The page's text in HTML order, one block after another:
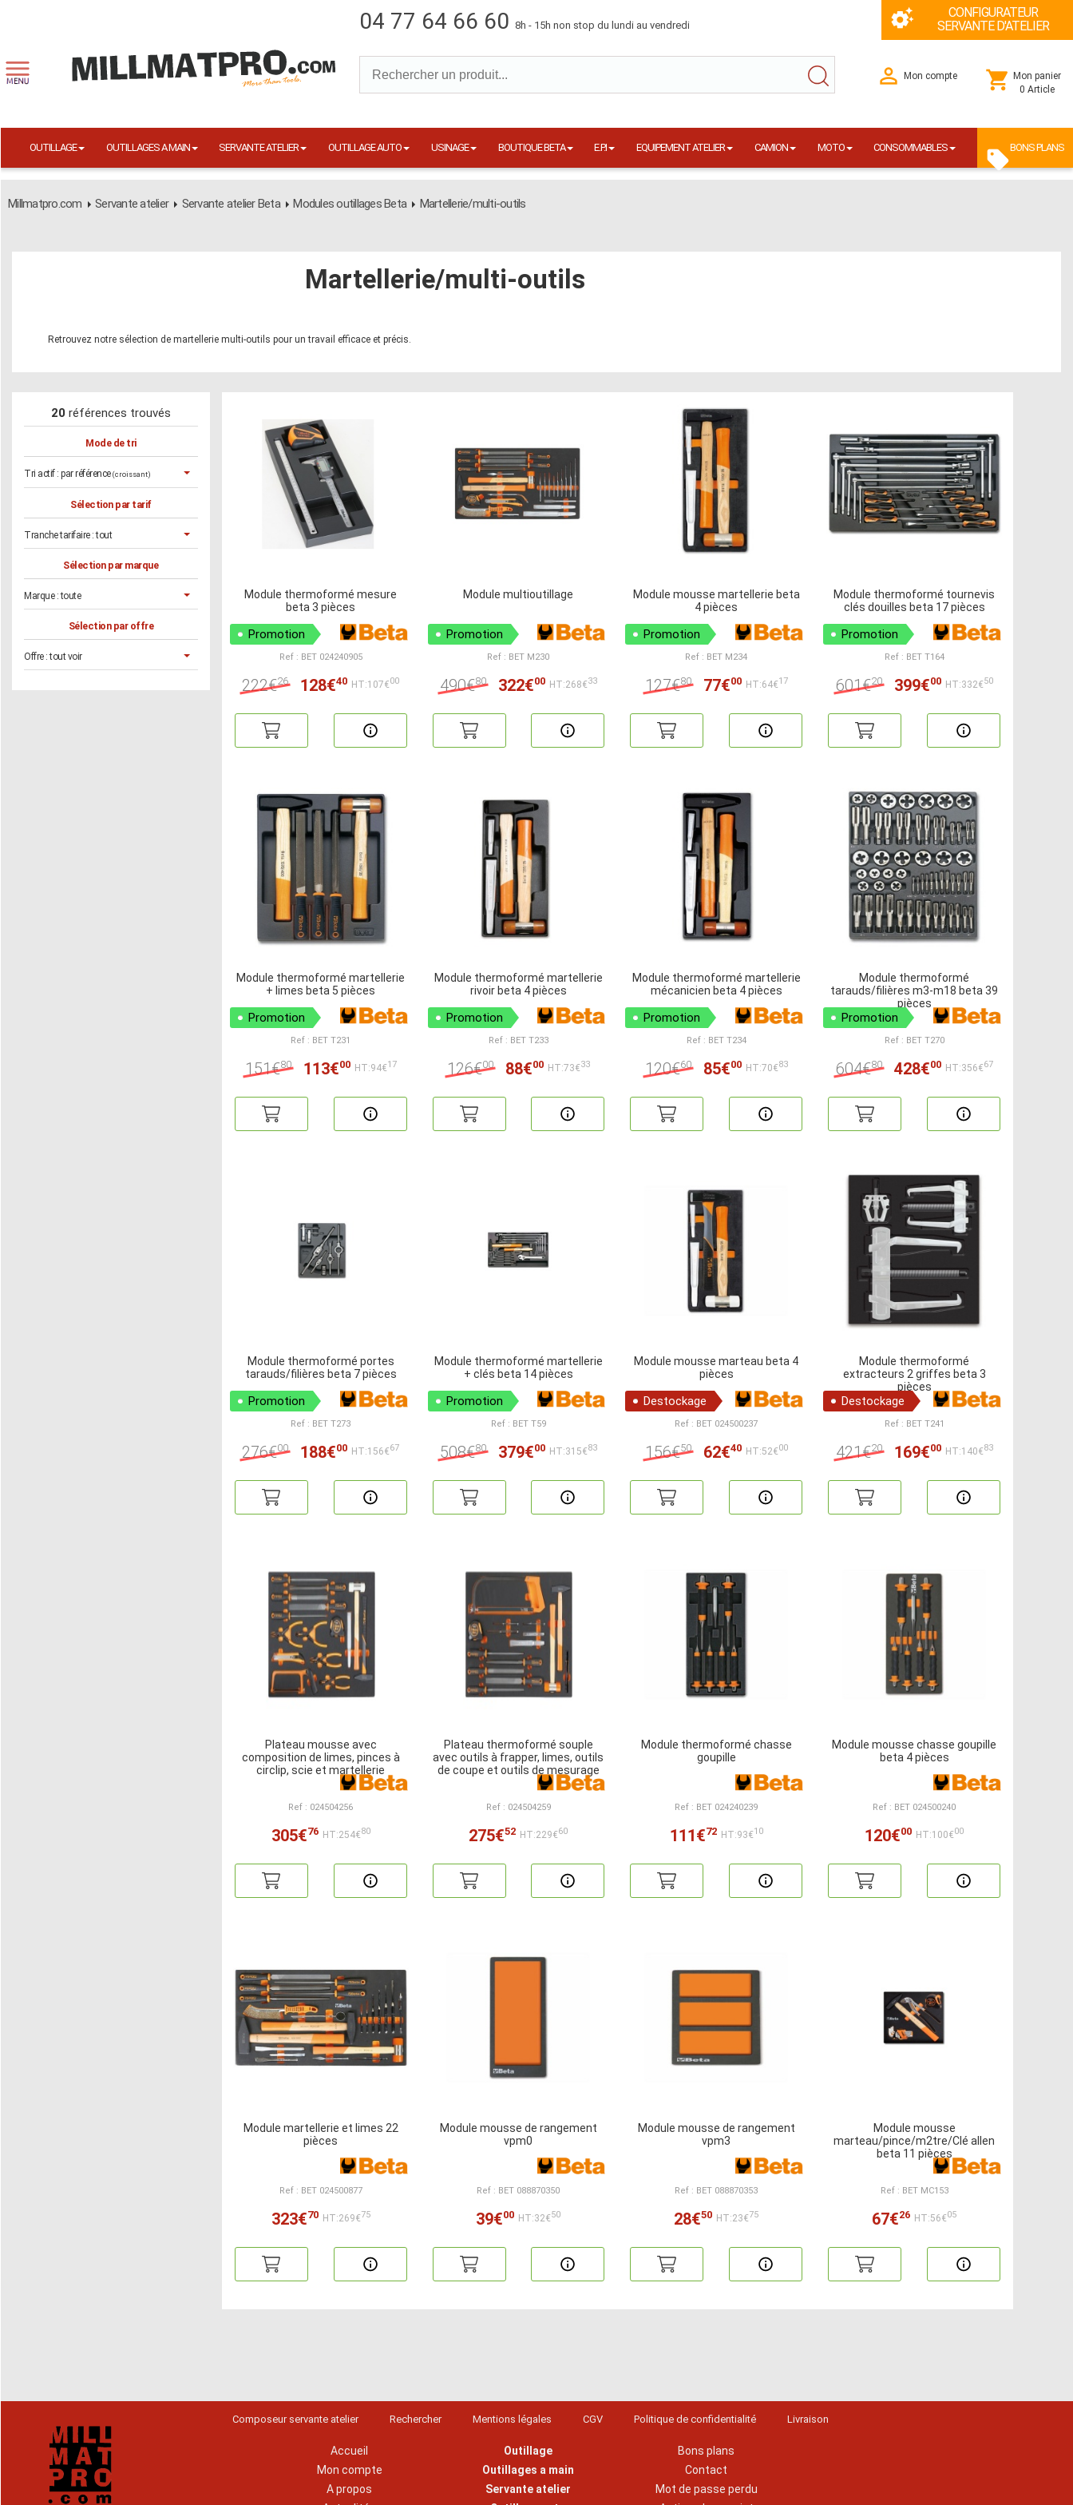
04 77 64 66 60 8h - 15h non stop du lundi au vendredi
CONFIGURATEUR
SERVANTE D'ATELIER
Mon compte
Mon panier
0 Article
OUTILLAGE OUTILLAGES A MAIN SERVANTE ATELIER OUTILLAGE AUTO USINAGE BOUTIQUE BETA E.P.I EQUIPEMENT ATELIER CAMION MOTO CONSOMMABLES BONS PLANS
Millmatpro.com Servante atelier Servante atelier Beta Modules outillages Beta Martellerie/multi-outils
Martellerie/multi-outils
Retrouvez notre sélection de martellerie multi-outils pour un travail efficace et précis.
20 références trouvés
Mode de tri
Tri actif : par référence (croissant)
Sélection par tarif
Tranche tarifaire :tout
Sélection par marque
Marque :toute
Sélection par offre
Offre :tout voir
Module thermoformé mesure
beta 3 pièces
Promotion
Ref : BET 024240905
222€26 128€40 HT:107€00
Module multioutillage
Promotion
Ref : BET M230
490€80 322€00 HT:268€33
Module mousse martellerie beta
4 pièces
Promotion
Ref : BET M234
127€80 77€00 HT:64€17
Module thermoformé tournevis
clés douilles beta 17 pièces
Promotion
Ref : BET T164
601€20 399€00 HT:332€50
Module thermoformé martellerie
+ limes beta 5 pièces
Promotion
Ref : BET T231
151€80 113€00 HT:94€17
Module thermoformé martellerie
rivoir beta 4 pièces
Promotion
Ref : BET T233
126€00 88€00 HT:73€33
Module thermoformé martellerie
mécanicien beta 4 pièces
Promotion
Ref : BET T234
120€60 85€00 HT:70€83
Module thermoformé
tarauds/filières m3-m18 beta 39
pièces
Promotion
Ref : BET T270
604€80 428€00 HT:356€67
Module thermoformé portes
tarauds/filières beta 7 pièces
Promotion
Ref : BET T273
276€00 188€00 HT:156€67
Module thermoformé martellerie
+ clés beta 14 pièces
Promotion
Ref : BET T59
508€80 379€00 HT:315€83
Module mousse marteau beta 4
pièces
Destockage
Ref : BET 024500237
156€50 62€40 HT:52€00
Module thermoformé
extracteurs 2 griffes beta 3
pièces
Destockage
Ref : BET T241
421€20 169€00 HT:140€83
Plateau mousse avec
composition de limes, pinces à
circlip, scie et martellerie
Ref : 024504256
305€76 HT:254€80
Plateau thermoformé souple
avec outils à frapper, limes, outils
de coupe et outils de mesurage
Ref : 024504259
275€52 HT:229€60
Module thermoformé chasse
goupille
Ref : BET 024240239
111€72 HT:93€10
Module mousse chasse goupille
beta 4 pièces
Ref : BET 024500240
120€00 HT:100€00
Module martellerie et limes 22
pièces
Ref : BET 024500877
323€70 HT:269€75
Module mousse de rangement
vpm0
Ref : BET 088870350
39€00 HT:32€50
Module mousse de rangement
vpm3
Ref : BET 088870353
28€50 HT:23€75
Module mousse
marteau/pince/m2tre/Clé allen
beta 11 pièces
Ref : BET MC153
67€26 HT:56€05
Composeur servante atelier Rechercher Mentions légales CGV Politique de confidentialité Livraison
Accueil
Mon compte
A propos
Outillage
Outillages a main
Servante atelier
Bons plans
Contact
Mot de passe perdu